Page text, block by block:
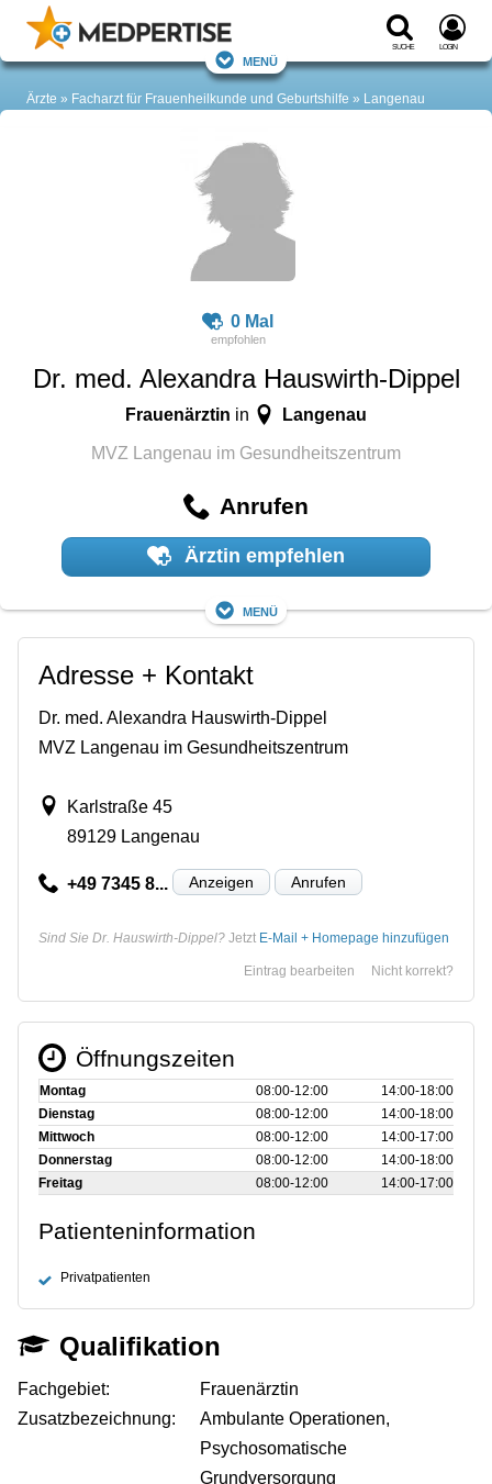
Suche Login
Menü
Ärzte Facharzt für Frauenheilkunde und Geburtshilfe Langenau
0 Mal
Dr. med. Alexandra Hauswirth-Dippel
Frauenärztin in Langenau
MVZ Langenau im Gesundheitszentrum
Anrufen
Ärztin empfehlen
Menü
Adresse + Kontakt
Dr. med. Alexandra Hauswirth-Dippel
MVZ Langenau im Gesundheitszentrum
Karlstraße 45
89129 Langenau
+49 7345 8... Anzeigen Anrufen
Sind Sie Dr. Hauswirth-Dippel? Jetzt E-Mail + Homepage hinzufügen
Nicht korrekt?
Eintrag bearbeiten
Öffnungszeiten
Montag 08:00‑12:00
14:00‑18:00
Dienstag
08:00‑12:00
14:00‑18:00
Mittwoch
08:00‑12:00
14:00‑17:00
Donnerstag
08:00‑12:00
14:00‑18:00
Freitag
08:00‑12:00 14:00‑17:00
Patienteninformation
Privatpatienten
Qualifikation
Fachgebiet:
Frauenärztin
Zusatzbezeichnung:
Ambulante Operationen,
Psychosomatische
Grundversorgung